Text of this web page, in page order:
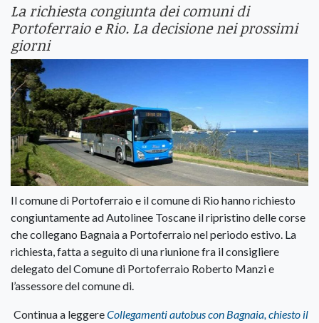
La richiesta congiunta dei comuni di
Portoferraio e Rio. La decisione nei prossimi
giorni
Il comune di Portoferraio e il comune di Rio hanno richiesto
congiuntamente ad Autolinee Toscane il ripristino delle corse
che collegano Bagnaia a Portoferraio nel periodo estivo. La
richiesta, fatta a seguito di una riunione fra il consigliere
delegato del Comune di Portoferraio Roberto Manzi e
l’assessore del comune di.
Continua a leggereCollegamenti autobus con Bagnaia, chiesto il